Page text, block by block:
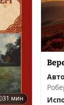
31 мин